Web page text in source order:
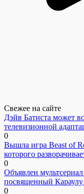
Свежее на сайте
Дэйв Батиста может
телевизионной
0
Вышла игра Beast of
которого
0
Объявлен
посвященный
0